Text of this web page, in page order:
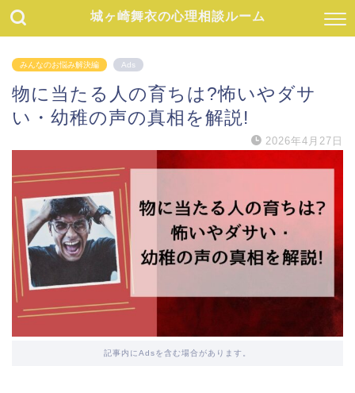
城ヶ崎舞衣の心理相談ルーム
みんなのお悩み解決編 Ads
物に当たる人の育ちは?怖いやダサ
い・幼稚の声の真相を解説!
2026年4月27日
記事内にAdsを含む場合があります。